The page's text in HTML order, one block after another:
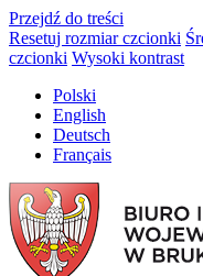
Przejdź do treści
Resetuj rozmiar czcionki
czcionki Wysoki kontrast
Polski
English
Deutsch
Français